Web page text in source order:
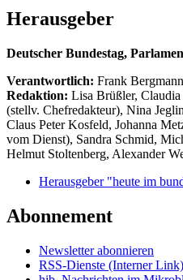
Herausgeber
Deutscher Bundestag,
Verantwortlich: Frank
Redaktion: Lisa Brüßler,
(stellv. Chefredakteur), Nina
Claus Peter Kosfeld, Johanna
vom Dienst), Sandra Schmid,
Helmut Stoltenberg, Alexander
Herausgeber "heute im
Abonnement
Newsletter abonnieren
RSS-Dienste (Interner Link)